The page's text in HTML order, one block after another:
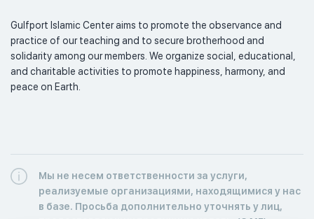
Gulfport Islamic Center aims to promote the observance and
practice of our teaching and to secure brotherhood and
solidarity among our members. We organize social, educational,
and charitable activities to promote happiness, harmony, and
peace on Earth.
Мы не несем ответственности за услуги,
реализуемые организациями, находящимися у нас
в базе. Просьба дополнительно уточнять у лиц,